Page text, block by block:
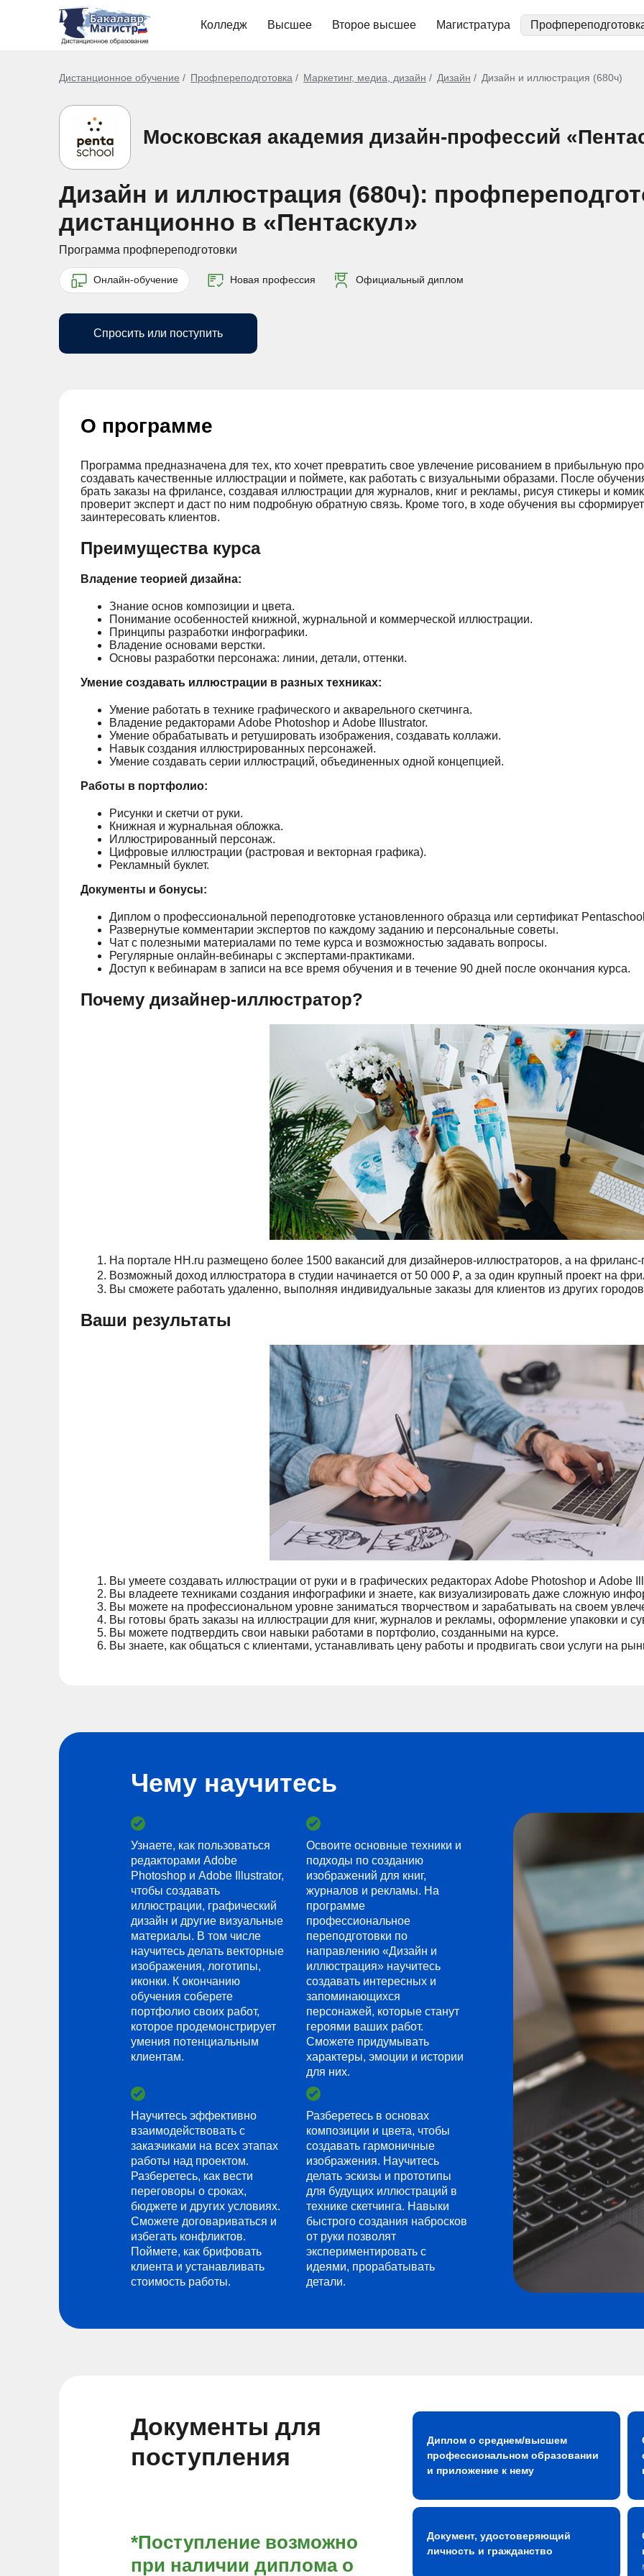
Колледж Высшее Второе высшее Магистратура
Дистанционное обучение Профпереподготовка Маркетинг, медиа, дизайн Дизайн Дизайн и иллюстрация (680ч)
Московская академия дизайн-профессий
Дизайн и иллюстрация (680ч):
дистанционно в «Пентаскул»
Программа профпереподготовки
Онлайн-обучение Новая профессия Официальный диплом
Спросить или поступить
О программе
Программа предназначена для тех, кто хочет превратить свое увлечение рисованием в прибыльную
создавать качественные иллюстрации и поймете, как работать с визуальными образами. После
брать заказы на фрилансе, создавая иллюстрации для журналов, книг и рекламы, рисуя стикеры и
проверит эксперт и даст по ним подробную обратную связь. Кроме того, в ходе обучения вы
заинтересовать клиентов.
Преимущества курса
Владение теорией дизайна:
Знание основ композиции и цвета.
Понимание особенностей книжной, журнальной и коммерческой иллюстрации.
Принципы разработки инфографики.
Владение основами верстки.
Основы разработки персонажа: линии, детали, оттенки.
Умение создавать иллюстрации в разных техниках:
Умение работать в технике графического и акварельного скетчинга.
Владение редакторами Adobe Photoshop и Adobe Illustrator.
Умение обрабатывать и ретушировать изображения, создавать коллажи.
Навык создания иллюстрированных персонажей.
Умение создавать серии иллюстраций, объединенных одной концепцией.
Работы в портфолио:
Рисунки и скетчи от руки.
Книжная и журнальная обложка.
Иллюстрированный персонаж.
Цифровые иллюстрации (растровая и векторная графика).
Рекламный буклет.
Документы и бонусы:
Диплом о профессиональной переподготовке установленного образца или сертификат
Развернутые комментарии экспертов по каждому заданию и персональные советы.
Чат с полезными материалами по теме курса и возможностью задавать вопросы.
Регулярные онлайн-вебинары с экспертами-практиками.
Доступ к вебинарам в записи на все время обучения и в течение 90 дней после окончания курса.
Почему дизайнер-иллюстратор?
На портале HH.ru размещено более 1500 вакансий для дизайнеров-иллюстраторов, а на
Возможный доход иллюстратора в студии начинается от 50 000 ₽, а за один крупный проект на
Вы сможете работать удаленно, выполняя индивидуальные заказы для клиентов из других
Ваши результаты
Вы умеете создавать иллюстрации от руки и в графических редакторах Adobe Photoshop и Adobe
Вы владеете техниками создания инфографики и знаете, как визуализировать даже сложную
Вы можете на профессиональном уровне заниматься творчеством и зарабатывать на своем
Вы готовы брать заказы на иллюстрации для книг, журналов и рекламы, оформление упаковки и
Вы можете подтвердить свои навыки работами в портфолио, созданными на курсе.
Вы знаете, как общаться с клиентами, устанавливать цену работы и продвигать свои услуги на
Чему научитесь
Узнаете, как пользоваться
редакторами Adobe
Photoshop и Adobe Illustrator,
чтобы создавать
иллюстрации, графический
дизайн и другие визуальные
материалы. В том числе
научитесь делать векторные
изображения, логотипы,
иконки. К окончанию
обучения соберете
портфолио своих работ,
которое продемонстрирует
умения потенциальным
клиентам.
Освоите основные техники и
подходы по созданию
изображений для книг,
журналов и рекламы. На
программе
профессиональное
переподготовки по
направлению «Дизайн и
иллюстрация» научитесь
создавать интересных и
запоминающихся
персонажей, которые станут
героями ваших работ.
Сможете придумывать
характеры, эмоции и истории
для них.
Научитесь эффективно
взаимодействовать с
заказчиками на всех этапах
работы над проектом.
Разберетесь, как вести
переговоры о сроках,
бюджете и других условиях.
Сможете договариваться и
избегать конфликтов.
Поймете, как брифовать
клиента и устанавливать
стоимость работы.
Разберетесь в основах
композиции и цвета, чтобы
создавать гармоничные
изображения. Научитесь
делать эскизы и прототипы
для будущих иллюстраций в
технике скетчинга. Навыки
быстрого создания набросков
от руки позволят
экспериментировать с
идеями, прорабатывать
детали.
Документы для
поступления
*Поступление возможно
при наличии диплома о
Диплом о среднем/высшем
профессиональном образовании
и приложение к нему
Документ, удостоверяющий
личность и гражданство